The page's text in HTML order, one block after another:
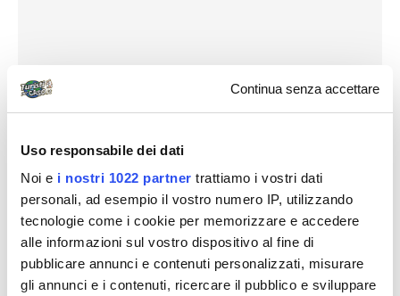
Continua senza accettare
Uso responsabile dei dati
Noi e i nostri 1022 partner trattiamo i vostri dati
personali, ad esempio il vostro numero IP, utilizzando
tecnologie come i cookie per memorizzare e accedere
alle informazioni sul vostro dispositivo al fine di
pubblicare annunci e contenuti personalizzati, misurare
gli annunci e i contenuti, ricercare il pubblico e sviluppare